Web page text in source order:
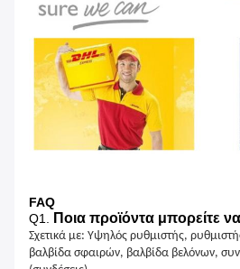
FAQ
Q1.
Ποια προϊόντα μπορείτε
Σχετικά με: Υψηλός ρυθμιστής,
βαλβίδα σφαιρών, βαλβίδα βελόνων,